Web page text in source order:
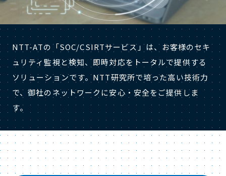
NTT-ATの「SOC/CSIRTサービス」は、お客様のセキ
ュリティ監視と検知、即時対応をトータルで提供する
ソリューションです。NTT研究所で培った高い技術力
で、御社のネットワークに安心・安全をご提供しま
す。